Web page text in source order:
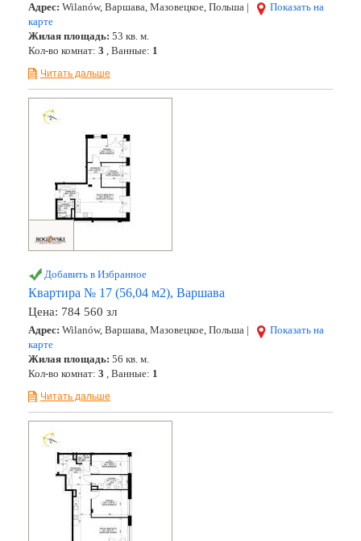
Адрес: Wilanów, Варшава, Мазовецкое, Польша |
Показать на
карте
Жилая площадь: 53 кв. м.
Кол-во комнат: 3 , Ванные: 1
Читать дальше
Добавить в Избранное
Квартира № 17 (56,04 м2), Варшава
Цена: 784 560 зл
Адрес: Wilanów, Варшава, Мазовецкое, Польша |
Показать на
карте
Жилая площадь: 56 кв. м.
Кол-во комнат: 3 , Ванные: 1
Читать дальше